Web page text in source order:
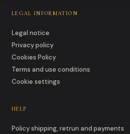
LEGAL INFORMATION
Legal notice
Privacy policy
Cookies Policy
Terms and use conditions
Cookie settings
HELP
Policy shipping, retrun and payments